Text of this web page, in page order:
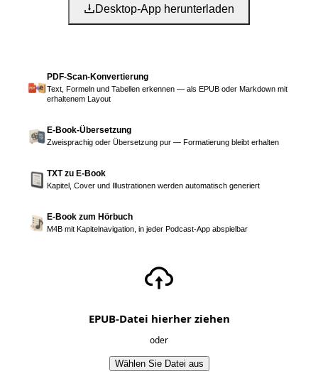
Desktop-App herunterladen
PDF-Scan-Konvertierung
Text, Formeln und Tabellen erkennen — als EPUB oder Markdown mit
erhaltenem Layout
E-Book-Übersetzung
Zweisprachig oder Übersetzung pur — Formatierung bleibt erhalten
TXT zu E-Book
Kapitel, Cover und Illustrationen werden automatisch generiert
E-Book zum Hörbuch
M4B mit Kapitelnavigation, in jeder Podcast-App abspielbar
EPUB-Datei hierher ziehen
oder
Wählen Sie Datei aus